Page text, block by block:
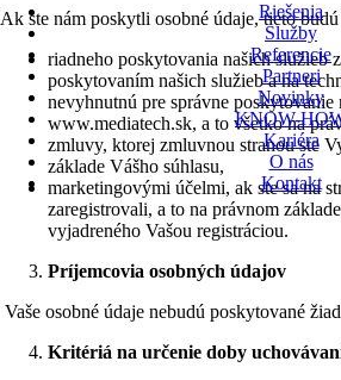
Riešenia
Služby
Referencie
Partneri
Novinky
KNOW-
Kariéra
O nás
Kontakt
Ak ste nám poskytli osobné údaje, tieto
riadneho poskytovania našich služieb
poskytovaním našich služieb a na
nevyhnutnú pre správne poskytovanie
www.mediatech.sk, a to všetko na
zmluvy, ktorej zmluvnou stranou ste
základe Vášho súhlasu,
marketingovými účelmi, ak ste sa na
zaregistrovali, a to na právnom
vyjadreného Vašou registráciou.
Príjemcovia osobných údajov
Vaše osobné údaje nebudú poskytované
Kritériá na určenie doby